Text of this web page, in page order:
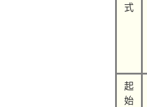
式
起
始